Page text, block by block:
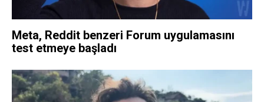
Meta, Reddit benzeri Forum uygulamasını
test etmeye başladı